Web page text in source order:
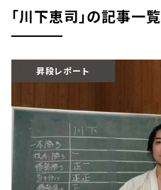
｢川下恵司｣の記事一覧
昇段レポート